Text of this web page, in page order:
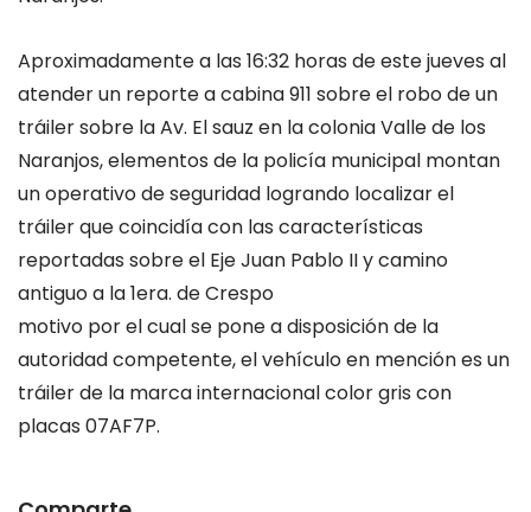
Aproximadamente a las 16:32 horas de este jueves al
atender un reporte a cabina 911 sobre el robo de un
tráiler sobre la Av. El sauz en la colonia Valle de los
Naranjos, elementos de la policía municipal montan
un operativo de seguridad logrando localizar el
tráiler que coincidía con las características
reportadas sobre el Eje Juan Pablo II y camino
antiguo a la 1era. de Crespo
motivo por el cual se pone a disposición de la
autoridad competente, el vehículo en mención es un
tráiler de la marca internacional color gris con
placas 07AF7P.